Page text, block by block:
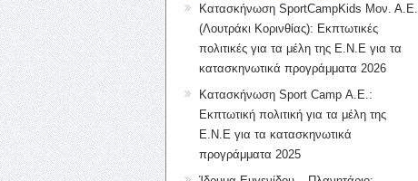
Κατασκήνωση SportCampKids Μον. Α.Ε.
(Λουτράκι Κορινθίας): Εκπτωτικές
πολιτικές για τα μέλη της Ε.Ν.Ε για τα
κατασκηνωτικά προγράμματα 2026
Κατασκήνωση Sport Camp Α.Ε.:
Εκπτωτική πολιτική για τα μέλη της
Ε.Ν.Ε για τα κατασκηνωτικά
προγράμματα 2025